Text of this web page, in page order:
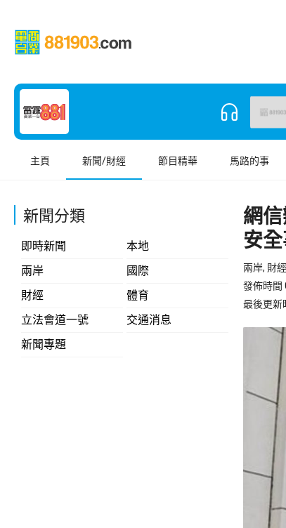
主頁 新聞/財經 節目精華 馬路的事
新聞分類
即時新聞
本地
兩岸
國際
財經
體育
立法會道一號
交通消息
新聞專題
網
安
兩岸, 財經
發佈時間
最後更新